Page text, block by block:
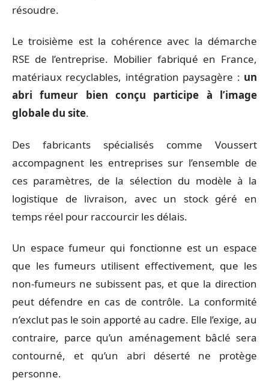
résoudre.
Le troisième est la cohérence avec la démarche
RSE de l’entreprise. Mobilier fabriqué en France,
matériaux recyclables, intégration paysagère : un
abri fumeur bien conçu participe à l’image
globale du site.
Des fabricants spécialisés comme Voussert
accompagnent les entreprises sur l’ensemble de
ces paramètres, de la sélection du modèle à la
logistique de livraison, avec un stock géré en
temps réel pour raccourcir les délais.
Un espace fumeur qui fonctionne est un espace
que les fumeurs utilisent effectivement, que les
non-fumeurs ne subissent pas, et que la direction
peut défendre en cas de contrôle. La conformité
n’exclut pas le soin apporté au cadre. Elle l’exige, au
contraire, parce qu’un aménagement bâclé sera
contourné, et qu’un abri déserté ne protège
personne.